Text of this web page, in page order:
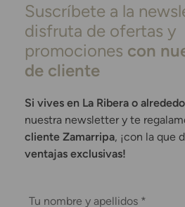
Suscríbete a la
disfruta de ofertas y
promociones con
de cliente
Si vives en La Ribera o
nuestra newsletter y te
cliente Zamarripa, ¡con la que
ventajas exclusivas!